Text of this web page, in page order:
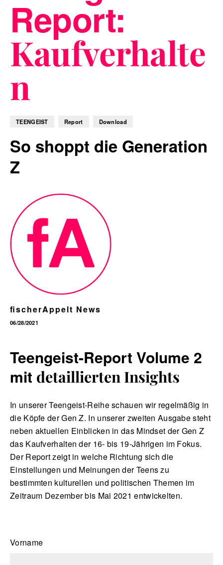
Blog
f_LAB
Kontakt
English
Report:
Kaufverhalte
n
TEENGEIST Report Download
So shoppt die Generation
Z
fischerAppelt News
06/28/2021
Teengeist-Report Volume 2
mit detaillierten Insights
In unserer Teengeist-Reihe schauen wir regelmäßig in
die Köpfe der Gen Z. In unserer zweiten Ausgabe steht
neben aktuellen Einblicken in das Mindset der Gen Z
das Kaufverhalten der 16- bis 19-Jährigen im Fokus.
Der Report zeigt in welche Richtung sich die
Einstellungen und Meinungen der Teens zu
bestimmten kulturellen und politischen Themen im
Zeitraum Dezember bis Mai 2021 entwickelten.
Vorname